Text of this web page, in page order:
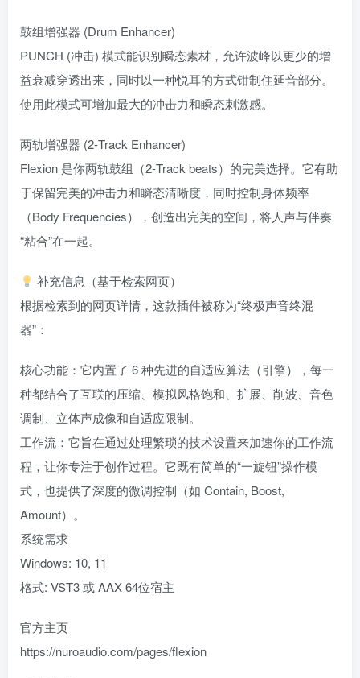
鼓组增强器 (Drum Enhancer)
PUNCH (冲击) 模式能识别瞬态素材，允许波峰以更少的增
益衰减穿透出来，同时以一种悦耳的方式钳制住延音部分。
使用此模式可增加最大的冲击力和瞬态刺激感。
两轨增强器 (2-Track Enhancer)
Flexion 是你两轨鼓组（2-Track beats）的完美选择。它有助
于保留完美的冲击力和瞬态清晰度，同时控制身体频率
（Body Frequencies），创造出完美的空间，将人声与伴奏
“粘合”在一起。
补充信息（基于检索网页）
根据检索到的网页详情，这款插件被称为“终极声音终混
器”：
核心功能：它内置了 6 种先进的自适应算法（引擎），每一
种都结合了互联的压缩、模拟风格饱和、扩展、削波、音色
调制、立体声成像和自适应限制。
工作流：它旨在通过处理繁琐的技术设置来加速你的工作流
程，让你专注于创作过程。它既有简单的“一旋钮”操作模
式，也提供了深度的微调控制（如 Contain, Boost,
Amount）。
系统需求
Windows: 10, 11
格式: VST3 或 AAX 64位宿主
官方主页
https://nuroaudio.com/pages/flexion